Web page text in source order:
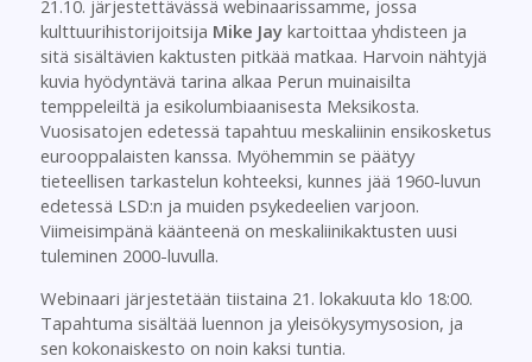
21.10. järjestettävässä webinaarissamme, jossa
kulttuurihistorijoitsija Mike Jaykartoittaa yhdisteen ja
sitä sisältävien kaktusten pitkää matkaa. Harvoin nähtyjä
kuvia hyödyntävä tarina alkaa Perun muinaisilta
temppeleiltä ja esikolumbiaanisesta Meksikosta.
Vuosisatojen edetessä tapahtuu meskaliinin ensikosketus
eurooppalaisten kanssa. Myöhemmin se päätyy
tieteellisen tarkastelun kohteeksi, kunnes jää 1960-luvun
edetessä LSD:n ja muiden psykedeelien varjoon.
Viimeisimpänä käänteenä on meskaliinikaktusten uusi
tuleminen 2000-luvulla.
Webinaari järjestetään tiistaina 21. lokakuuta klo 18:00.
Tapahtuma sisältää luennon ja yleisökysymysosion, ja
sen kokonaiskesto on noin kaksi tuntia.